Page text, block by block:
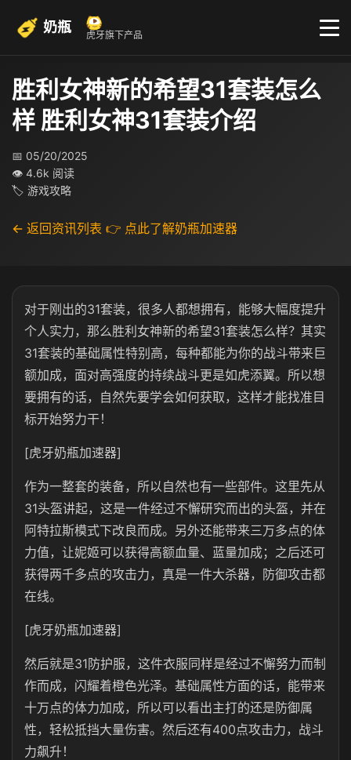
奶瓶 虎牙旗下产品
胜利女神新的希望31套装怎么
样 胜利女神31套装介绍
📅 05/20/2025
👁 4.6k 阅读
🏷 游戏攻略
← 返回资讯列表 👉 点此了解奶瓶加速器
对于刚出的31套装，很多人都想拥有，能够大幅度提升
个人实力，那么胜利女神新的希望31套装怎么样？其实
31套装的基础属性特别高，每种都能为你的战斗带来巨
额加成，面对高强度的持续战斗更是如虎添翼。所以想
要拥有的话，自然先要学会如何获取，这样才能找准目
标开始努力干！
[虎牙奶瓶加速器]
作为一整套的装备，所以自然也有一些部件。这里先从
31头盔讲起，这是一件经过不懈研究而出的头盔，并在
阿特拉斯模式下改良而成。另外还能带来三万多点的体
力值，让妮姬可以获得高额血量、蓝量加成；之后还可
获得两千多点的攻击力，真是一件大杀器，防御攻击都
在线。
[虎牙奶瓶加速器]
然后就是31防护服，这件衣服同样是经过不懈努力而制
作而成，闪耀着橙色光泽。基础属性方面的话，能带来
十万点的体力加成，所以可以看出主打的还是防御属
性，轻松抵挡大量伤害。然后还有400点攻击力，战斗
力飙升！